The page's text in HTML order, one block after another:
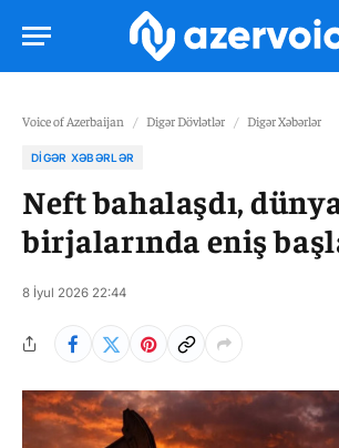
Voice of Azerbaijan / Digər Dövlətlər / Digər Xəbərlər
DIGƏR XƏBƏRLƏR
Neft bahalaşdı,
birjalarında eniş
8 İyul 2026 22:44